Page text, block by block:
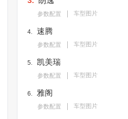
参数配置 车型图片
4. 速腾
参数配置 车型图片
5. 凯美瑞
参数配置 车型图片
6. 雅阁
参数配置 车型图片